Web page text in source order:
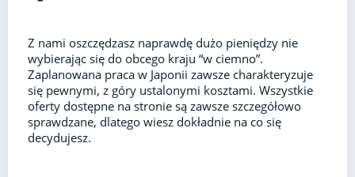
Z nami oszczędzasz naprawdę dużo pieniędzy nie
wybierając się do obcego kraju “w ciemno”.
Zaplanowana praca w Japonii zawsze charakteryzuje
się pewnymi, z góry ustalonymi kosztami. Wszystkie
oferty dostępne na stronie są zawsze szczegółowo
sprawdzane, dlatego wiesz dokładnie na co się
decydujesz.